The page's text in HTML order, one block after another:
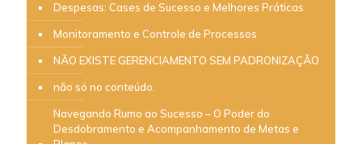
Despesas: Cases de Sucesso e Melhores Práticas
Monitoramento e Controle de Processos
NÃO EXISTE GERENCIAMENTO SEM PADRONIZAÇÃO
não só no conteúdo.
Navegando Rumo ao Sucesso – O Poder do
Desdobramento e Acompanhamento de Metas e